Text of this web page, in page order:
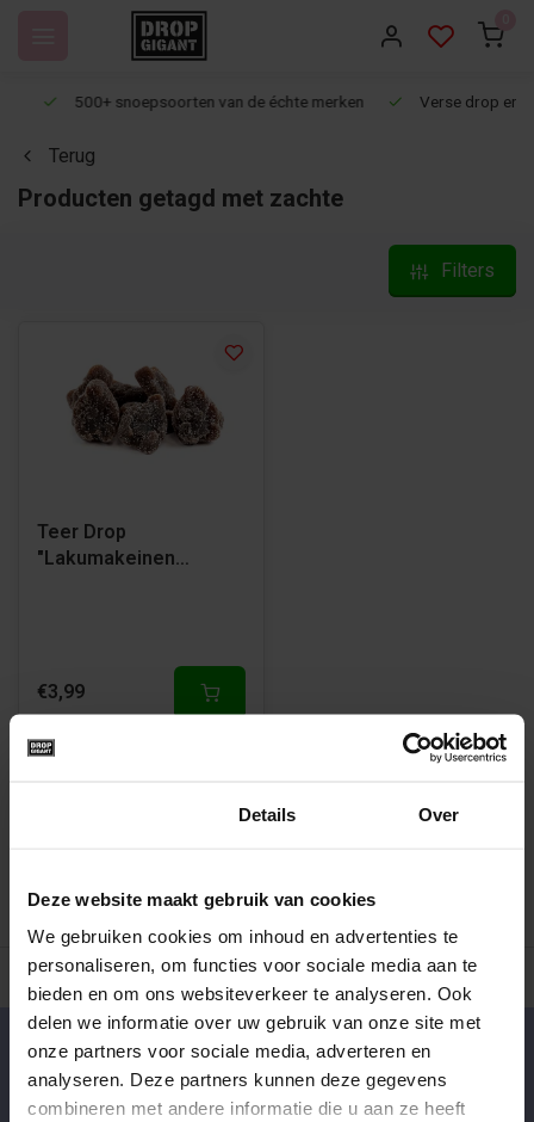
Details Over
Deze website maakt gebruik van cookies
We gebruiken cookies om inhoud en advertenties te
personaliseren, om functies voor sociale media aan te
bieden en om ons websiteverkeer te analyseren. Ook
delen we informatie over uw gebruik van onze site met
onze partners voor sociale media, adverteren en
analyseren. Deze partners kunnen deze gegevens
combineren met andere informatie die u aan ze heeft
500+ snoepsoorten van de échte merken Verse drop en
Terug
Producten getagd met zachte
Filters
Teer Drop
"Lakumakeinen
€3,99
1
500+ snoepsoorten van de échte merken Verse drop en
Klantenservice nu geopend
Veelgestelde vragen